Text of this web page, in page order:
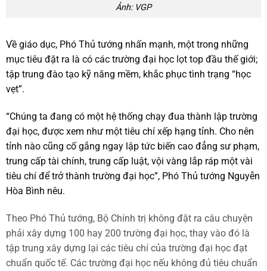
Ảnh: VGP
Về giáo dục, Phó Thủ tướng nhấn mạnh, một trong những
mục tiêu đặt ra là có các trường đại học lọt top đầu thế giới;
tập trung đào tạo kỹ năng mềm, khắc phục tình trạng “học
vẹt”.
“Chúng ta đang có một hệ thống chạy đua thành lập trường
đại học, được xem như một tiêu chí xếp hạng tỉnh. Cho nên
tỉnh nào cũng cố gắng ngay lập tức biến cao đẳng sư phạm,
trung cấp tài chính, trung cấp luật, vội vàng lắp ráp một vài
tiêu chí để trở thành trường đại học”, Phó Thủ tướng Nguyễn
Hòa Bình nêu.
Theo Phó Thủ tướng, Bộ Chính trị không đặt ra câu chuyện
phải xây dựng 100 hay 200 trường đại học, thay vào đó là
tập trung xây dựng lại các tiêu chí của trường đại học đạt
chuẩn quốc tế. Các trường đại học nếu không đủ tiêu chuẩn